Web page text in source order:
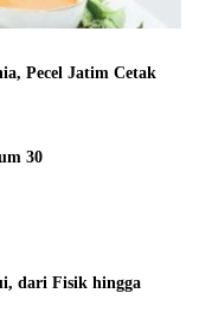
Pecel Jatim Cetak
30
dari Fisik hingga